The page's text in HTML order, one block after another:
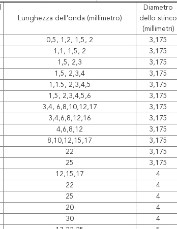
Lunghezza dell'onda (millimetro)
Diametro
dello stinco
(millimetri)
0,5, 1,2, 1,5, 2 3,175
1,1, 1,5, 2 3,175
1,5, 2,3 3,175
1,5, 2,3,4 3,175
1,1.5, 2,3,4,5 3,175
1,5, 2,3,4,5,6 3,175
3,4, 6,8,10,12,17 3,175
3,4,6,8,12,16 3,175
4,6,8,12 3,175
8,10,12,15,17 3,175
22 3,175
25 3,175
12,15,17 4
22 4
25 4
20 4
30 4